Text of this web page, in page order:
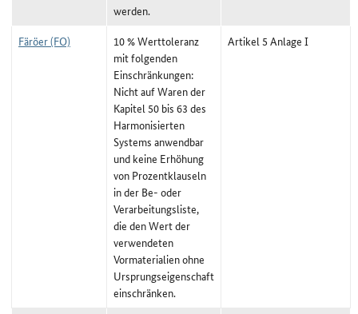
werden.
Färöer (FO)
10 % Werttoleranz
mit folgenden
Einschränkungen:
Nicht auf Waren der
Kapitel 50 bis 63 des
Harmonisierten
Systems anwendbar
und keine Erhöhung
von Prozentklauseln
in der Be- oder
Verarbeitungsliste,
die den Wert der
verwendeten
Vormaterialien ohne
Ursprungseigenschaft
einschränken.
Artikel 5 Anlage I